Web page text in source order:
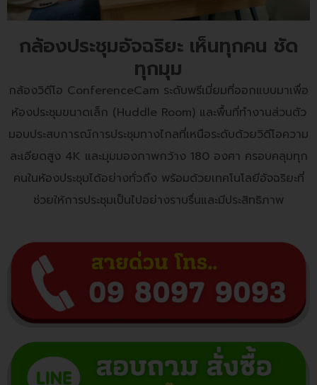
กล้องประชุมอัจฉริยะ เห็นทุกคน ชัด
ทุกมุม
กล้องวิดีโอ ConferenceCam ระดับพรีเมี่ยมที่ออกแบบมาเพื่อ
ห้องประชุมขนาดเล็ก (Huddle Room) และพื้นที่ทำงานส่วนตัว
มอบประสบการณ์การประชุมทางไกลที่เหนือระดับด้วยวิดีโอความ
ละเอียดสูง 4K และมุมมองภาพกว้าง 180 องศา ครอบคลุมทุก
คนในห้องประชุมได้อย่างทั่วถึง พร้อมด้วยเทคโนโลยีอัจฉริยะที่
ช่วยให้การประชุมเป็นไปอย่างราบรื่นและมีประสิทธิภาพ